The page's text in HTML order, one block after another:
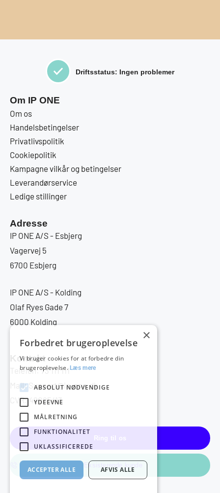
Driftsstatus: Ingen problemer
Om IP ONE
Om os
Handelsbetingelser
Privatlivspolitik
Cookiepolitik
Kampagne vilkår og betingelser
Leverandørservice
Ledige stillinger
Adresse
IP ONE A/S - Esbjerg
Vagervej 5
6700 Esbjerg
IP ONE A/S - Kolding
Olaf Ryes Gade 7
6000 Kolding
Kontakt
Telefon: 73 111 111
Mail: Support@ip-one.dk
CVR: 42085413
Ring til os
Eksisterende kunde
×
Forbedret brugeroplevelse
Vi bruger cookies for at forbedre din
brugeroplevelse.Læs mere
ABSOLUT NØDVENDIGE
YDEEVNE
MÅLRETNING
FUNKTIONALITET
UKLASSIFICEREDE
ACCEPTER ALLE AFVIS ALLE